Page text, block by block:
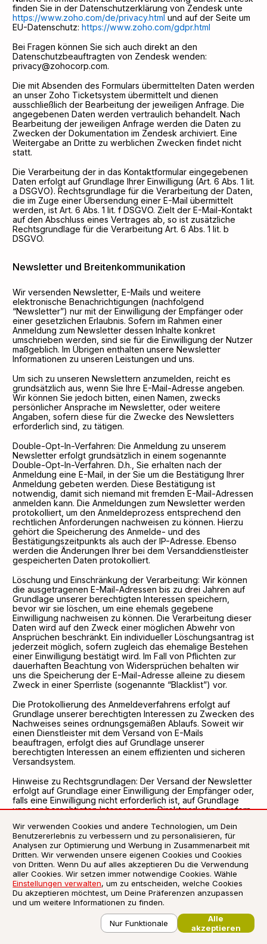
finden Sie in der Datenschutzerklärung von Zendesk unte
https://www.zoho.com/de/privacy.html und auf der Seite um
EU-Datenschutz: https://www.zoho.com/gdpr.html
Bei Fragen können Sie sich auch direkt an den
Datenschutzbeauftragten von Zendesk wenden:
privacy@zohocorp.com.
Die mit Absenden des Formulars übermittelten Daten werden
an unser Zoho Ticketsystem übermittelt und dienen
ausschließlich der Bearbeitung der jeweiligen Anfrage. Die
angegebenen Daten werden vertraulich behandelt. Nach
Bearbeitung der jeweiligen Anfrage werden die Daten zu
Zwecken der Dokumentation im Zendesk archiviert. Eine
Weitergabe an Dritte zu werblichen Zwecken findet nicht
statt.
Die Verarbeitung der in das Kontaktformular eingegebenen
Daten erfolgt auf Grundlage Ihrer Einwilligung (Art. 6 Abs. 1 lit.
a DSGVO). Rechtsgrundlage für die Verarbeitung der Daten,
die im Zuge einer Übersendung einer E-Mail übermittelt
werden, ist Art. 6 Abs. 1 lit. f DSGVO. Zielt der E-Mail-Kontakt
auf den Abschluss eines Vertrages ab, so ist zusätzliche
Rechtsgrundlage für die Verarbeitung Art. 6 Abs. 1 lit. b
DSGVO.
Newsletter und Breitenkommunikation
Wir versenden Newsletter, E-Mails und weitere
elektronische Benachrichtigungen (nachfolgend
“Newsletter”) nur mit der Einwilligung der Empfänger oder
einer gesetzlichen Erlaubnis. Sofern im Rahmen einer
Anmeldung zum Newsletter dessen Inhalte konkret
umschrieben werden, sind sie für die Einwilligung der Nutzer
maßgeblich. Im Übrigen enthalten unsere Newsletter
Informationen zu unseren Leistungen und uns.
Um sich zu unseren Newslettern anzumelden, reicht es
grundsätzlich aus, wenn Sie Ihre E-Mail-Adresse angeben.
Wir können Sie jedoch bitten, einen Namen, zwecks
persönlicher Ansprache im Newsletter, oder weitere
Angaben, sofern diese für die Zwecke des Newsletters
erforderlich sind, zu tätigen.
Double-Opt-In-Verfahren: Die Anmeldung zu unserem
Newsletter erfolgt grundsätzlich in einem sogenannte
Double-Opt-In-Verfahren. D.h., Sie erhalten nach der
Anmeldung eine E-Mail, in der Sie um die Bestätigung Ihrer
Anmeldung gebeten werden. Diese Bestätigung ist
notwendig, damit sich niemand mit fremden E-Mail-Adressen
anmelden kann. Die Anmeldungen zum Newsletter werden
protokolliert, um den Anmeldeprozess entsprechend den
rechtlichen Anforderungen nachweisen zu können. Hierzu
gehört die Speicherung des Anmelde- und des
Bestätigungszeitpunkts als auch der IP-Adresse. Ebenso
werden die Änderungen Ihrer bei dem Versanddienstleister
gespeicherten Daten protokolliert.
Löschung und Einschränkung der Verarbeitung: Wir können
die ausgetragenen E-Mail-Adressen bis zu drei Jahren auf
Grundlage unserer berechtigten Interessen speichern,
bevor wir sie löschen, um eine ehemals gegebene
Einwilligung nachweisen zu können. Die Verarbeitung dieser
Daten wird auf den Zweck einer möglichen Abwehr von
Ansprüchen beschränkt. Ein individueller Löschungsantrag ist
jederzeit möglich, sofern zugleich das ehemalige Bestehen
einer Einwilligung bestätigt wird. Im Fall von Pflichten zur
dauerhaften Beachtung von Widersprüchen behalten wir
uns die Speicherung der E-Mail-Adresse alleine zu diesem
Zweck in einer Sperrliste (sogenannte “Blacklist”) vor.
Die Protokollierung des Anmeldeverfahrens erfolgt auf
Grundlage unserer berechtigten Interessen zu Zwecken des
Nachweises seines ordnungsgemäßen Ablaufs. Soweit wir
einen Dienstleister mit dem Versand von E-Mails
beauftragen, erfolgt dies auf Grundlage unserer
berechtigten Interessen an einem effizienten und sicheren
Versandsystem.
Hinweise zu Rechtsgrundlagen: Der Versand der Newsletter
erfolgt auf Grundlage einer Einwilligung der Empfänger oder,
falls eine Einwilligung nicht erforderlich ist, auf Grundlage
unserer berechtigten Interessen am Direktmarketing, sofern
Bestandskundenwerbung, erlaubt ist. Soweit wir einen
Dienstleister mit dem Versand von E-Mails beauftragen,
geschieht dies auf der Grundlage unserer berechtigten
Interessen. Das Registrierungsverfahren wird auf der
Grundlage unserer berechtigten Interessen aufgezeichnet,
um nachzuweisen, dass es in Übereinstimmung mit dem
Gesetz durchgeführt wurde.
Inhalte: Informationen zu uns, unseren Leistungen, Aktionen
Erfolgsmessung: Die Newsletter enthalten einen sogenannte
Wir verwenden Cookies und andere Technologien, um Dein
Benutzererlebnis zu verbessern und zu personalisieren, für
Analysen zur Optimierung und Werbung in Zusammenarbeit mit
Dritten. Wir verwenden unsere eigenen Cookies und Cookies
von Dritten. Wenn Du auf alles akzeptieren Du die Verwendung
aller Cookies. Wir setzen immer notwendige Cookies. Wähle
Einstellungen verwalten, um zu entscheiden, welche Cookies
Du akzeptieren möchtest, um Deine Präferenzen anzupassen
und um weitere Informationen zu finden.
Nur Funktionale
Alle
akzeptieren